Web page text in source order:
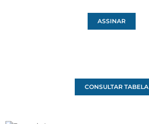
ASSINAR
CONSULTAR TABELA